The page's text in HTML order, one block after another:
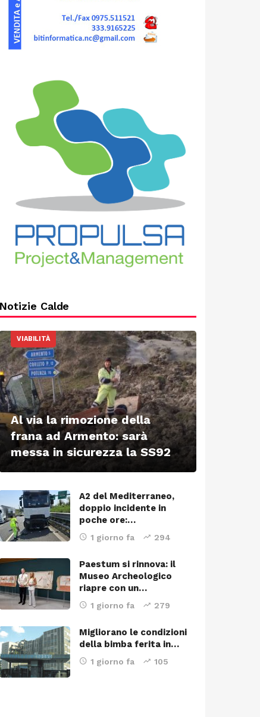
Notizie Calde
VIABILITÀ
Al via la rimozione della
frana ad Armento: sarà
messa in sicurezza la SS92
A2 del Mediterraneo,
doppio incidente in
poche ore:…
1 giorno fa 294
Paestum si rinnova: il
Museo Archeologico
riapre con un…
1 giorno fa 279
Migliorano le condizioni
della bimba ferita in…
1 giorno fa 105